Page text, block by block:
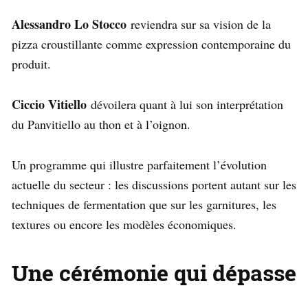
Alessandro Lo Stocco reviendra sur sa vision de la
pizza croustillante comme expression contemporaine du
produit.
Ciccio Vitiello dévoilera quant à lui son interprétation
du Panvitiello au thon et à l’oignon.
Un programme qui illustre parfaitement l’évolution
actuelle du secteur : les discussions portent autant sur les
techniques de fermentation que sur les garnitures, les
textures ou encore les modèles économiques.
Une cérémonie qui dépasse